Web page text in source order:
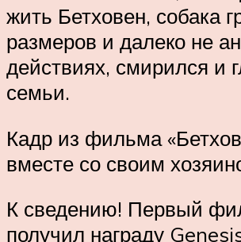
жить Бетховен, собака
размеров и далеко не
действиях, смирился и
семьи.
Кадр из фильма
вместе со своим
К сведению! Первый
получил награду